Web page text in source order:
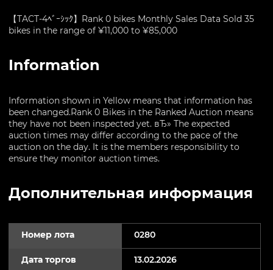
【TACT-4ﾍﾞｰｼｯｸ】Rank 0 bikes Monthly Sales Data Sold 35
bikes in the range of ¥11,000 to ¥85,000
Information
Information shown in Yellow means that information has
been changed.Rank 0 Bikes in the Ranked Auction means
they have not been inspected yet. вЂ» The expected
auction times may differ according to the pace of the
auction on the day. It is the members responsibility to
ensure they monitor auction times.
Дополнительная информация
Номер лота 0280
Дата торгов 13.02.2026